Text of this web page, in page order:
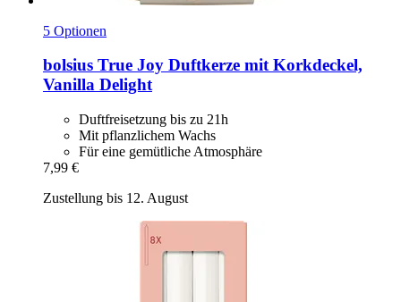
5 Optionen
bolsius True Joy Duftkerze mit Korkdeckel,
Vanilla Delight
Duftfreisetzung bis zu 21h
Mit pflanzlichem Wachs
Für eine gemütliche Atmosphäre
7,99 €
Zustellung bis 12. August